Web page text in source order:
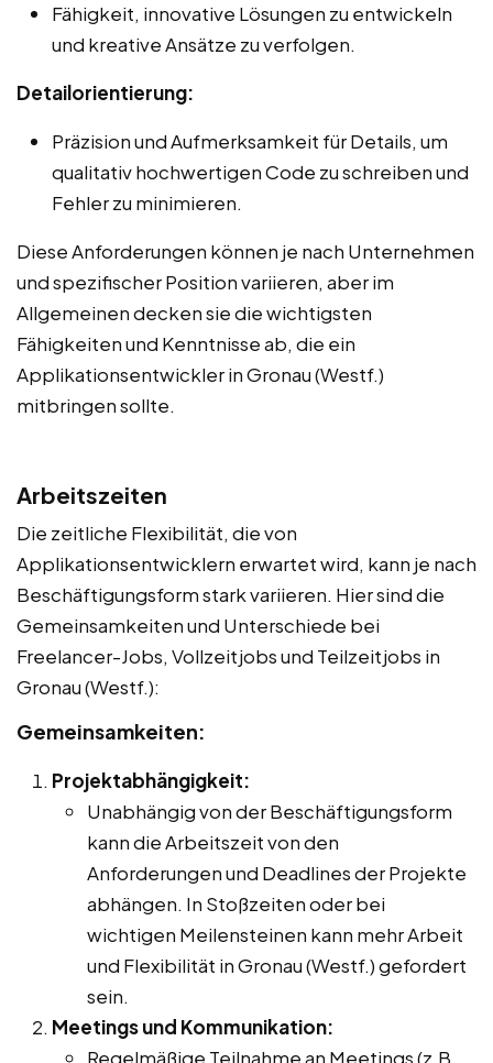
Fähigkeit, innovative Lösungen zu entwickeln
und kreative Ansätze zu verfolgen.
Detailorientierung:
Präzision und Aufmerksamkeit für Details, um
qualitativ hochwertigen Code zu schreiben und
Fehler zu minimieren.
Diese Anforderungen können je nach Unternehmen
und spezifischer Position variieren, aber im
Allgemeinen decken sie die wichtigsten
Fähigkeiten und Kenntnisse ab, die ein
Applikationsentwickler in Gronau (Westf.)
mitbringen sollte.
Arbeitszeiten
Die zeitliche Flexibilität, die von
Applikationsentwicklern erwartet wird, kann je nach
Beschäftigungsform stark variieren. Hier sind die
Gemeinsamkeiten und Unterschiede bei
Freelancer-Jobs, Vollzeitjobs und Teilzeitjobs in
Gronau (Westf.):
Gemeinsamkeiten:
Projektabhängigkeit:
Unabhängig von der Beschäftigungsform
kann die Arbeitszeit von den
Anforderungen und Deadlines der Projekte
abhängen. In Stoßzeiten oder bei
wichtigen Meilensteinen kann mehr Arbeit
und Flexibilität in Gronau (Westf.) gefordert
sein.
Meetings und Kommunikation:
Regelmäßige Teilnahme an Meetings (z.B.